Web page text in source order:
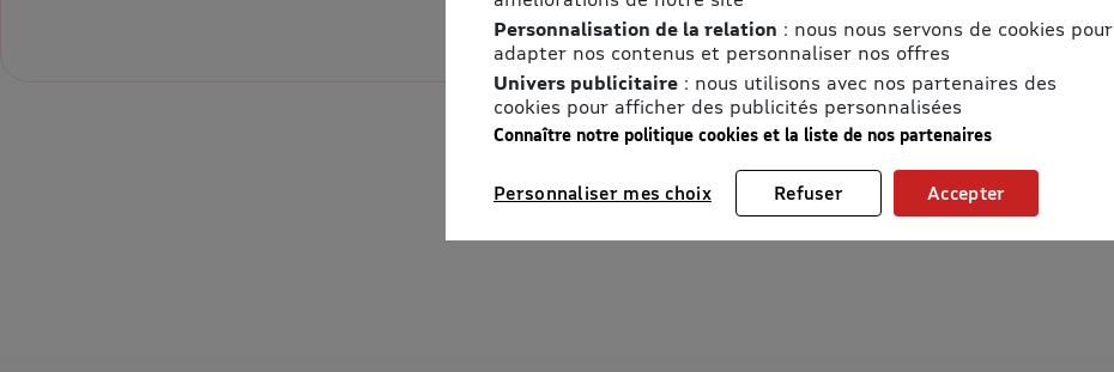
Personnalisation de la relation : nous nous servons de cookies pour
adapter nos contenus et personnaliser nos offres
Univers publicitaire : nous utilisons avec nos partenaires des
cookies pour afficher des publicités personnalisées
Connaître notre politique cookies et la liste de nos partenaires
Personnaliser mes choix Refuser Accepter